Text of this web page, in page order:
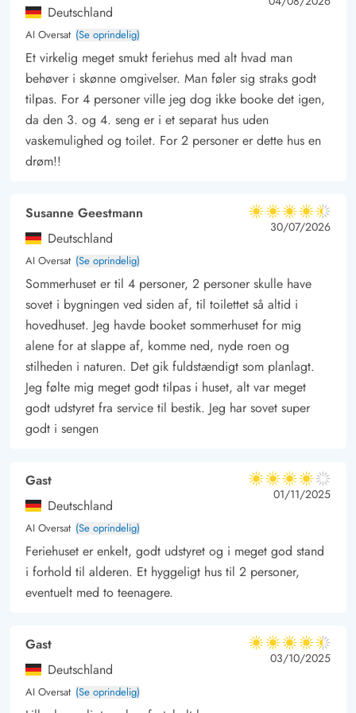
for børn og barnlige sjæle. Her kan de for alvor slå sig løs i
det store Aquadome eller Monkytonky land. Hos Lalandia kan
også tage en dyst i padel-tennis og kåre feriens padel mester.
Deutschland
AI Oversat (Se oprindelig)
Et virkelig meget smukt feriehus med alt hvad man
behøver i skønne omgivelser. Man føler sig straks godt
tilpas. For 4 personer ville jeg dog ikke booke det igen,
da den 3. og 4. seng er i et separat hus uden
vaskemulighed og toilet. For 2 personer er dette hus en
drøm!!
Susanne Geestmann
Deutschland
AI Oversat (Se oprindelig)
4.5 ud af 5
4.5 ud af 5
4.5 out of 5
30/07/2026
Sommerhuset er til 4 personer, 2 personer skulle have
sovet i bygningen ved siden af, til toilettet så altid i
hovedhuset. Jeg havde booket sommerhuset for mig
alene for at slappe af, komme ned, nyde roen og
stilheden i naturen. Det gik fuldstændigt som planlagt.
Jeg følte mig meget godt tilpas i huset, alt var meget
godt udstyret fra service til bestik. Jeg har sovet super
godt i sengen
Gast
Deutschland
AI Oversat (Se oprindelig)
4 ud af 5
4 ud af 5
4 out of 5
01/11/2025
Feriehuset er enkelt, godt udstyret og i meget god stand
i forhold til alderen. Et hyggeligt hus til 2 personer,
eventuelt med to teenagere.
Gast
Deutschland
AI Oversat (Se oprindelig)
4.5 ud af 5
4.5 ud af 5
4.5 out of 5
03/10/2025